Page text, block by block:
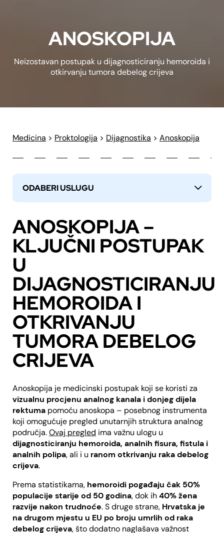
ANOSKOPIJA
Neizostavan postupak u dijagnosticiranju hemoroida i
otkirvanju tumora debelog crijeva
Medicina > Proktologija > Dijagnostika > Anoskopija
ODABERI USLUGU ↓
ANOSKOPIJA –
KLJUČNI POSTUPAK
U
DIJAGNOSTICIRANJU
HEMOROIDA I
OTKRIVANJU
TUMORA DEBELOG
CRIJEVA
Anoskopija je medicinski postupak koji se koristi za
vizualnu procjenu analnog kanala i donjeg dijela
rektuma pomoću anoskopa – posebnog instrumenta
koji omogućuje pregled unutarnjih struktura analnog
područja.Ovaj pregled ima važnu ulogu u
dijagnosticiranju hemoroida, analnih fisura, fistula i
analnih polipa, ali i u ranom otkrivanju raka debelog
crijeva.
Prema statistikama, hemoroidi pogađaju čak 50%
populacije starije od 50 godina, dok ih40% žena
razvije nakon trudnoće. S druge strane, Hrvatska je
na drugom mjestu u EU po broju umrlih od raka
debelog crijeva, što dodatno naglašava važnost